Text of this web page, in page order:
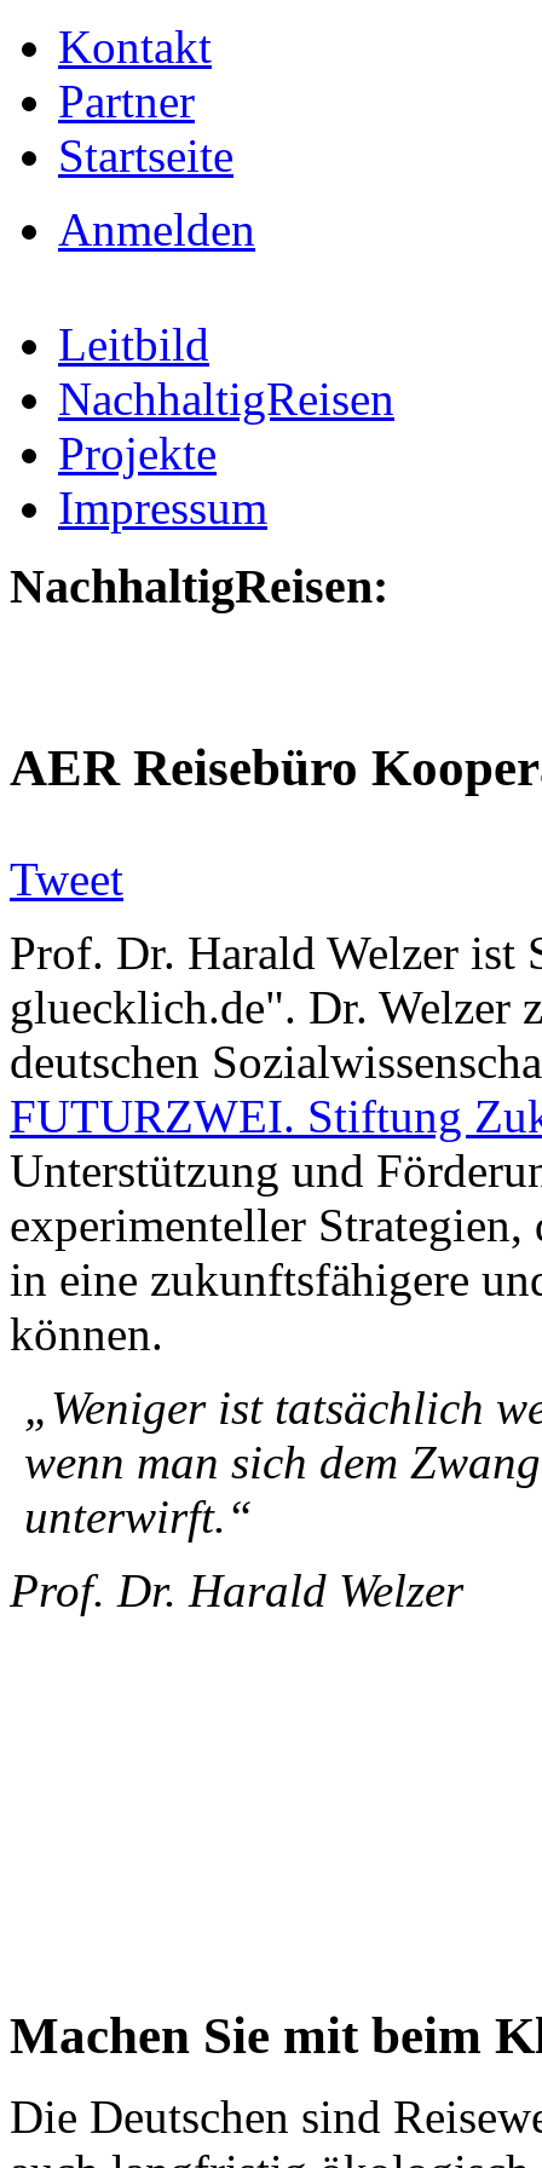
Kontakt
Partner
Startseite
Anmelden
Leitbild
NachhaltigReisen
Projekte
Impressum
NachhaltigReisen:
Prof. Dr. Harald Welzer
gluecklich.de". Dr. Welzer
deutschen
FUTURZWEI. Stiftung
Unterstützung und
experimenteller Strategien,
in eine zukunftsfähigere
können.
„Weniger ist tatsächlich
entlastend, wenn man
nicht weiter unterwirft.“
Prof. Dr. Harald Welzer
Die Deutschen sind
auch langfristig